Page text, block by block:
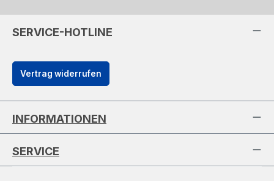
SERVICE-HOTLINE
Vertrag widerrufen
INFORMATIONEN
SERVICE